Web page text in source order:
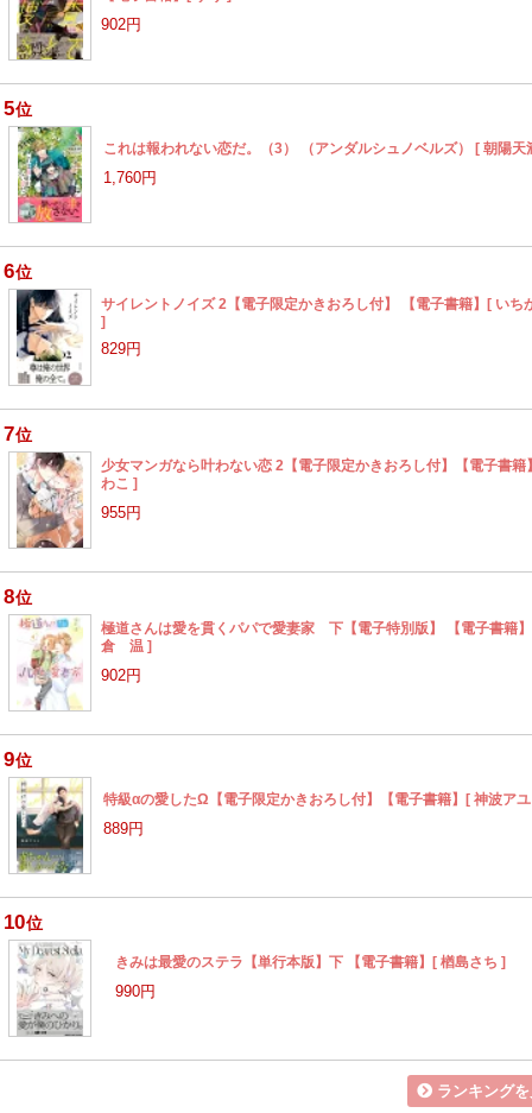
902円
5位
これは報われない恋だ。（3） （アンダルシュノベルズ） [ 朝陽天
1,760円
6位
サイレントノイズ 2【電子限定かきおろし付】 【電子書籍】[ いち
]
829円
7位
少女マンガなら叶わない恋 2【電子限定かきおろし付】【電子書籍
わこ ]
955円
8位
極道さんは愛を貫くパパで愛妻家 下【電子特別版】 【電子書籍
倉 温 ]
902円
9位
特級αの愛したΩ【電子限定かきおろし付】【電子書籍】[ 神波ア
889円
10位
きみは最愛のステラ【単行本版】下 【電子書籍】[ 楢島さち ]
990円
ランキング